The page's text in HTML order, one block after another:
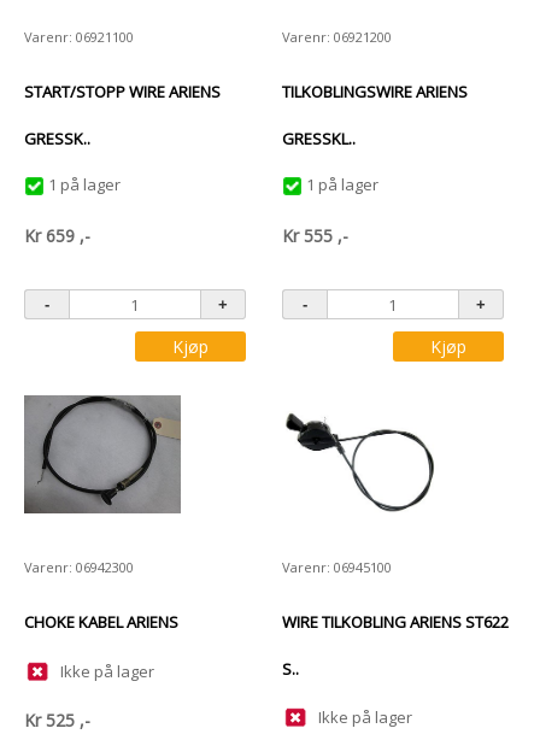
Varenr: 06921100
START/STOPP WIRE ARIENS
GRESSK..
1 på lager
Kr659 ,-
Kjøp
Varenr: 06921200
TILKOBLINGSWIRE ARIENS
GRESSKL..
1 på lager
Kr555 ,-
Kjøp
Varenr: 06942300
CHOKE KABEL ARIENS
Ikke på lager
Kr525 ,-
Varenr: 06945100
WIRE TILKOBLING ARIENS ST622
S..
Ikke på lager